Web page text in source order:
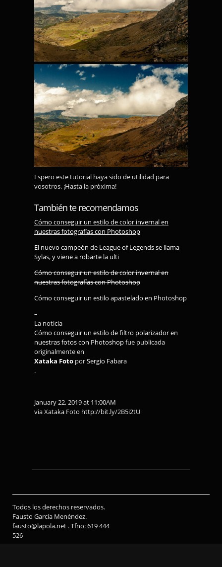
Espero este tutorial haya sido de utilidad para
vosotros. ¡Hasta la próxima!
También te recomendamos
Cómo conseguir un estilo de color invernal en
nuestras fotografías con Photoshop
El nuevo campeón de League of Legends se llama
Sylas, y viene a robarte la ulti
Cómo conseguir un estilo de color invernal en
nuestras fotografías con Photoshop
Cómo conseguir un estilo apastelado en Photoshop
–
La noticia
Cómo conseguir un estilo de filtro polarizador en
nuestras fotos con Photoshopfue publicada
originalmente en
Xataka Foto porSergio Fabara
.
January 22, 2019 at 11:00AM
via Xataka Foto http://bit.ly/2B5i2tU
Todos los derechos reservados.
Fausto García Menéndez.
fausto@lapola.net . Tfno: 619 444
526